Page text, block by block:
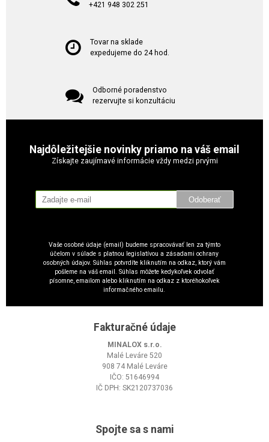
+421 948 302 251
Tovar na sklade
expedujeme do 24 hod.
Odborné poradenstvo
rezervujte si konzultáciu
Najdôležitejšie novinky priamo na váš email
Získajte zaujímavé informácie vždy medzi prvými
Odoberať
Vaše osobné údaje (email) budeme spracovávať len za týmto
účelom v súlade s platnou legislatívou a zásadami ochrany
osobných údajov. Súhlas potvrdíte kliknutím na odkaz, ktorý vám
pošleme na váš email. Súhlas môžete kedykoľvek odvolať
písomne, emailom alebo kliknutím na odkaz z ktoréhokoľvek
informačného emailu.
Fakturačné údaje
MINALOX s.r.o.
Malé Leváre 520
908 74 Malé Leváre
IČO: 51646994
IČ DPH: SK2120737036
Spojte sa s nami